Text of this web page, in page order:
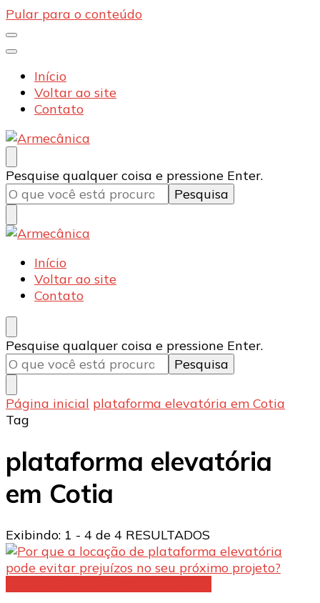
Pular para o conteúdo
Início
Voltar ao site
Contato
Armecânica
Blog
Procurando
algo?
Pesquise qualquer coisa e pressione Enter.
Armecânica
Blog
Início
Voltar ao site
Contato
Procurando
algo?
Pesquise qualquer coisa e pressione Enter.
Página inicial plataforma elevatória em Cotia
Tag
plataforma elevatória
em Cotia
Exibindo: 1 - 4 de 4 RESULTADOS